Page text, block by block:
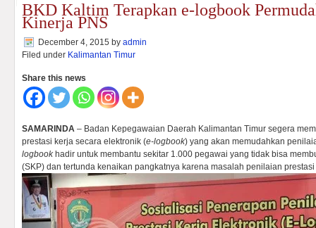
BKD Kaltim Terapkan e-logbook
Kinerja PNS
December 4, 2015 by admin
Filed under Kalimantan Timur
Share this news
SAMARINDA – Badan Kepegawaian Daerah Kalimantan Timur segera
prestasi kerja secara elektronik (e-logbook) yang akan memudahkan
logbookhadir untuk membantu sekitar 1.000 pegawai yang tidak bisa
(SKP) dan tertunda kenaikan pangkatnya karena masalah penilaian